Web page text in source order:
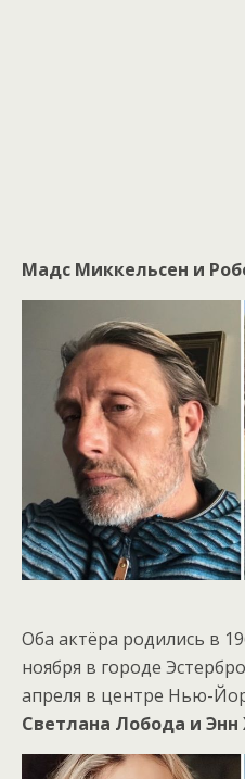
Мадс Миккельсен и
Оба актёра родились в
ноября в городе
апреля в центре Нью-
Светлана Лобода и Энн